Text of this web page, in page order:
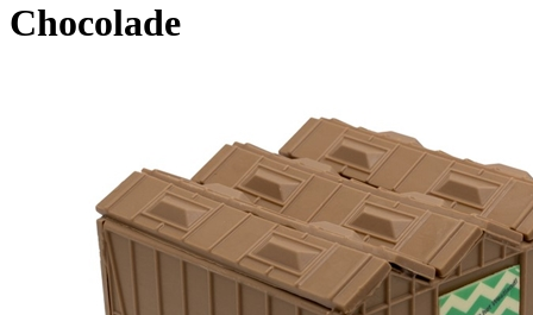
Chocolade